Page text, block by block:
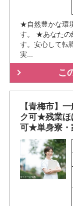
★自然豊かな環
す。 ★あなたの
す。安心して転
実...
こ
【青梅市】
ク可★残業
可★単身寮・